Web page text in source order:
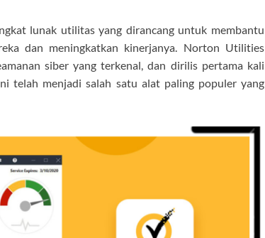
lunak utilitas yang dirancang untuk membantu
dan meningkatkan kinerjanya. Norton Utilities
siber yang terkenal, dan dirilis pertama kali
telah menjadi salah satu alat paling populer yang